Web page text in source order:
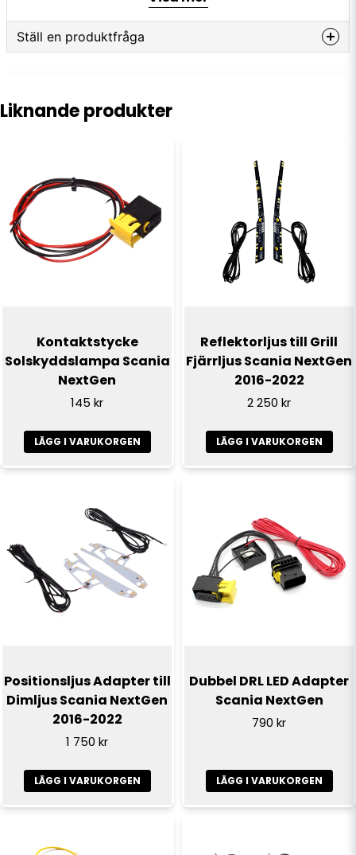
Scania är ett registrerat varumärke och användning
utav ordet är endast för referensändamål. Den här
produkten är inte original och inte tillverkad eller
Ställ en produktfråga
emailE-postadress
Skicka fråga
Liknande produkter
Kontaktstycke
Solskyddslampa Scania
NextGen
145 kr
LÄGG I VARUKORGEN
Reflektorljus till Grill
Fjärrljus Scania NextGen
2016-2022
2 250 kr
LÄGG I VARUKORGEN
Positionsljus Adapter till
Dimljus Scania NextGen
2016-2022
1 750 kr
LÄGG I VARUKORGEN
Dubbel DRL LED Adapter
Scania NextGen
790 kr
LÄGG I VARUKORGEN